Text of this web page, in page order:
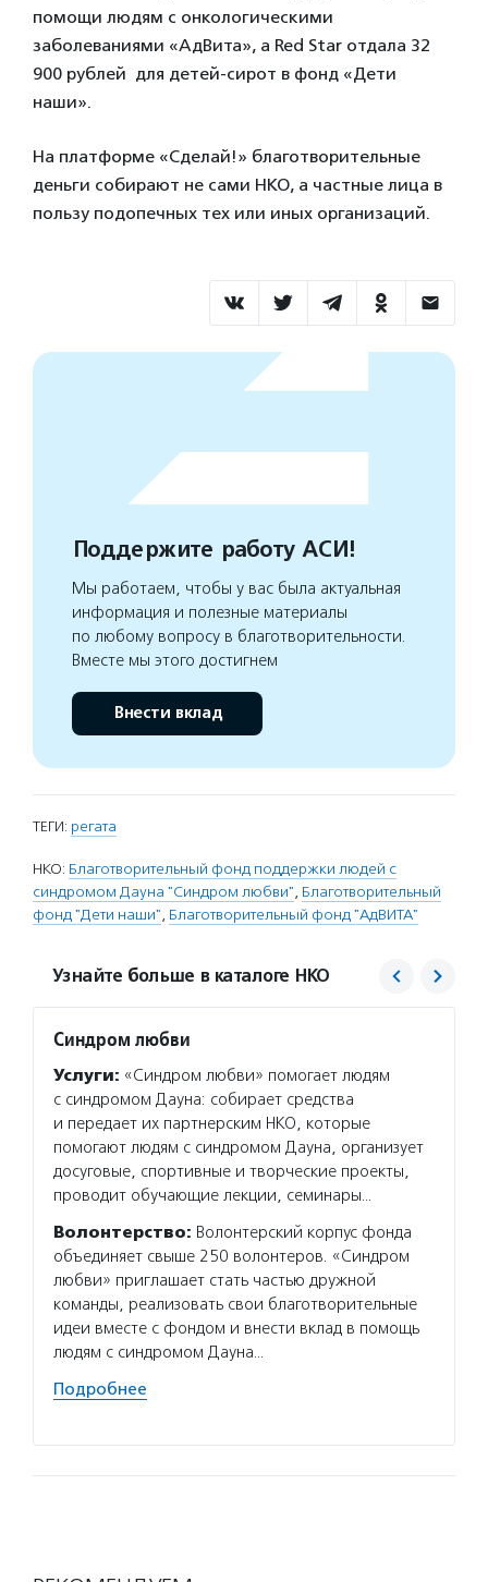
помощи людям с онкологическими
заболеваниями «АдВита», а Red Star отдала 32
900 рублей для детей-сирот в фонд «Дети
наши».
На платформе «Сделай!» благотворительные
деньги собирают не сами НКО, а частные лица в
пользу подопечных тех или иных организаций.
Поддержите работу АСИ!
Мы работаем, чтобы у вас была актуальная
информация и полезные материалы
по любому вопросу в благотворительности.
Вместе мы этого достигнем
Внести вклад
ТЕГИ: регата
НКО: Благотворительный фонд поддержки людей с
синдромом Дауна "Синдром любви", Благотворительный
фонд "Дети наши", Благотворительный фонд "АдВИТА"
Узнайте больше в каталоге НКО
Синдром любви
Услуги: «Синдром любви» помогает людям
с синдромом Дауна: собирает средства
и передает их партнерским НКО, которые
помогают людям с синдромом Дауна, организует
досуговые, спортивные и творческие проекты,
проводит обучающие лекции, семинары…
Волонтерство: Волонтерский корпус фонда
объединяет свыше 250 волонтеров. «Синдром
любви» приглашает стать частью дружной
команды, реализовать свои благотворительные
идеи вместе с фондом и внести вклад в помощь
людям с синдромом Дауна…
Подробнее